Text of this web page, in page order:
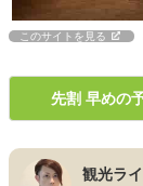
このサイトを見る
先割 早めの
観光ラ